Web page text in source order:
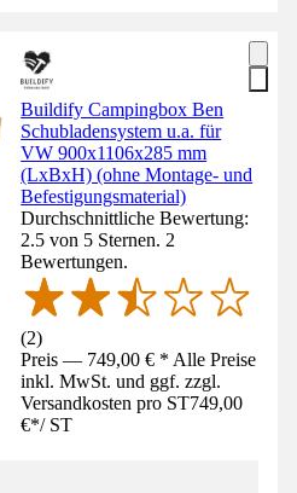
Buildify Campingbox Ben
Schubladensystem u.a. für
VW 900x1106x285 mm
(LxBxH) (ohne Montage- und
Befestigungsmaterial)
Durchschnittliche Bewertung:
2.5 von 5 Sternen. 2
Bewertungen.
(2)
Preis — 749,00 € * Alle Preise
inkl. MwSt. und ggf. zzgl.
Versandkosten pro ST749,00
€*/ ST